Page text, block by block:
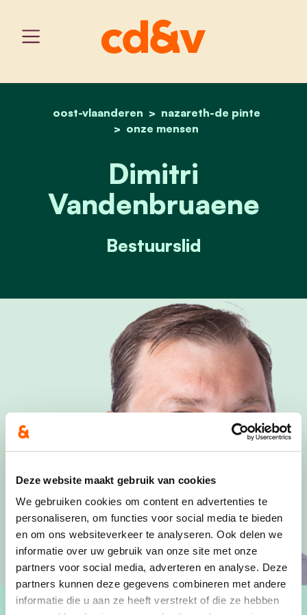
Deze website maakt gebruik van cookies
We gebruiken cookies om content en advertenties te
personaliseren, om functies voor social media te bieden
en om ons websiteverkeer te analyseren. Ook delen we
informatie over uw gebruik van onze site met onze
partners voor social media, adverteren en analyse. Deze
partners kunnen deze gegevens combineren met andere
informatie die u aan ze heeft verstrekt of die ze hebben
home
oost-vlaanderen
nazareth-de pinte
onze mensen
dimitri vandenbruaene
Dimitri
Vandenbruaene
Bestuurslid